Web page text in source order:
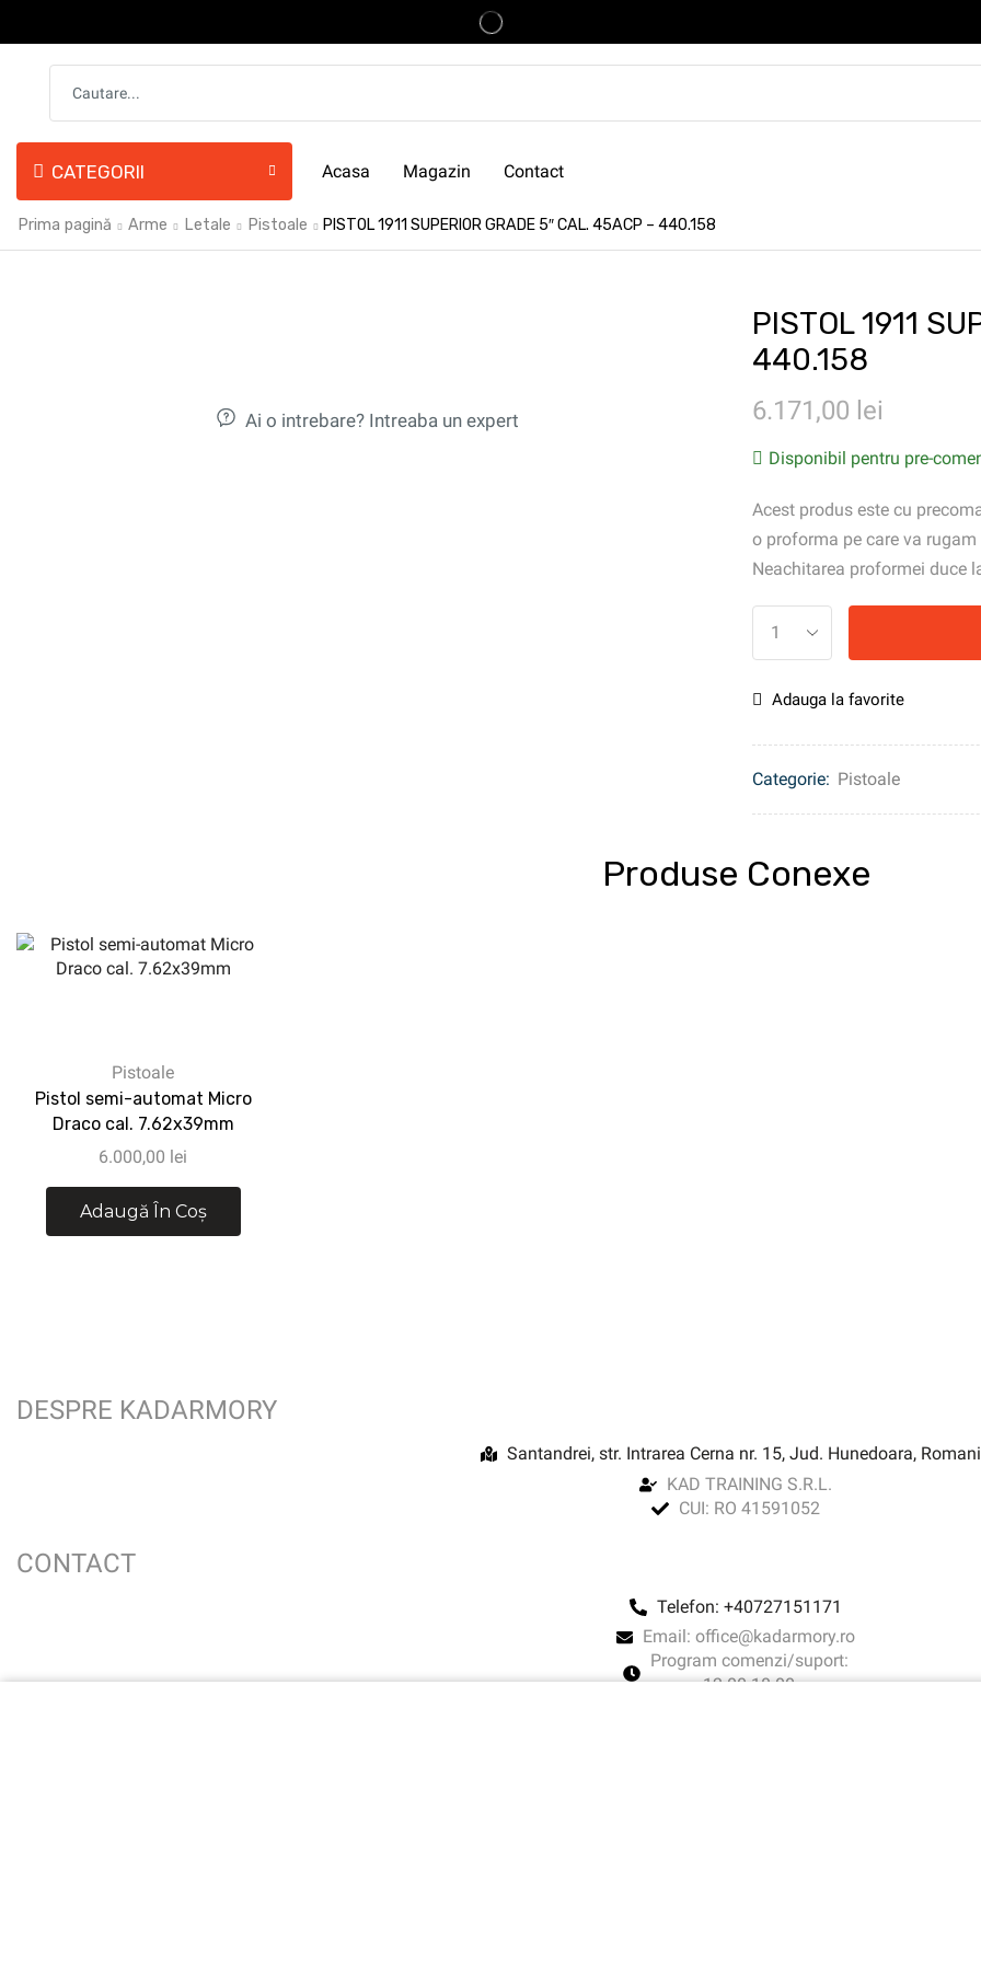
CATEGORII Acasa Magazin Contact
Prima pagină Arme Letale Pistoale PISTOL 1911 SUPERIOR GRADE 5″ CAL. 45ACP – 440.158
Ai o intrebare? Intreaba un expert
PISTOL 1911
440.158
6.171,00 lei
Disponibil pentru pre-
Acest produs este cu
o proforma pe care va
Neachitarea proformei duce
Adauga la favorite
Categorie: Pistoale
Produse Conexe
Pistoale
Pistol semi-automat Micro
Draco cal. 7.62x39mm
6.000,00 lei
Adaugă În Coș
DESPRE KADARMORY
Santandrei, str. Intrarea Cerna nr. 15, Jud. Hunedoara,
KAD TRAINING S.R.L.
CUI: RO 41591052
CONTACT
Telefon: +40727151171
Email: office@kadarmory.ro
Program comenzi/suport:
12.00-18.00